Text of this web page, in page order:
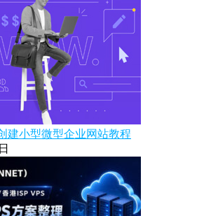
建小型微型企业网站教程